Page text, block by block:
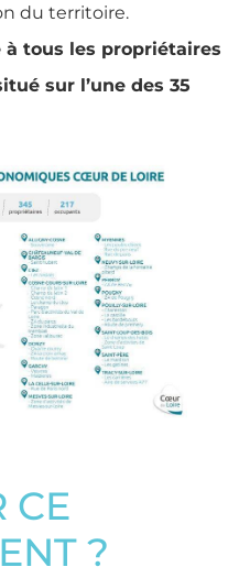
du territoire.
à tous les propriétaires
sur l’une des 35
CE
?